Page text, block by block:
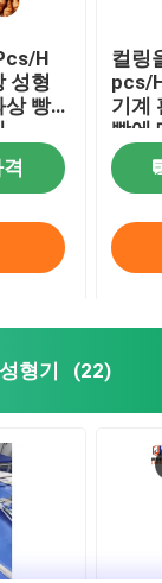
H
성형
상 빵
컬링
pcs/
기계
빵에
pcs/H
형기 (22)